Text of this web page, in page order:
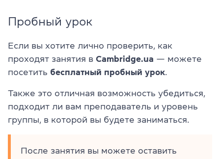
Пробный урок
Если вы хотите лично проверить, как
проходят занятия в Cambridge.ua — можете
посетить бесплатный пробный урок.
Также это отличная возможность убедиться,
подходит ли вам преподаватель и уровень
группы, в которой вы будете заниматься.
После занятия вы можете оставить